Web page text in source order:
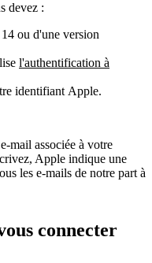
devez :
ou d'une version
l'authentification à
identifiant Apple.
mail associée à votre
Apple indique une
les e-mails de notre part à
connecter